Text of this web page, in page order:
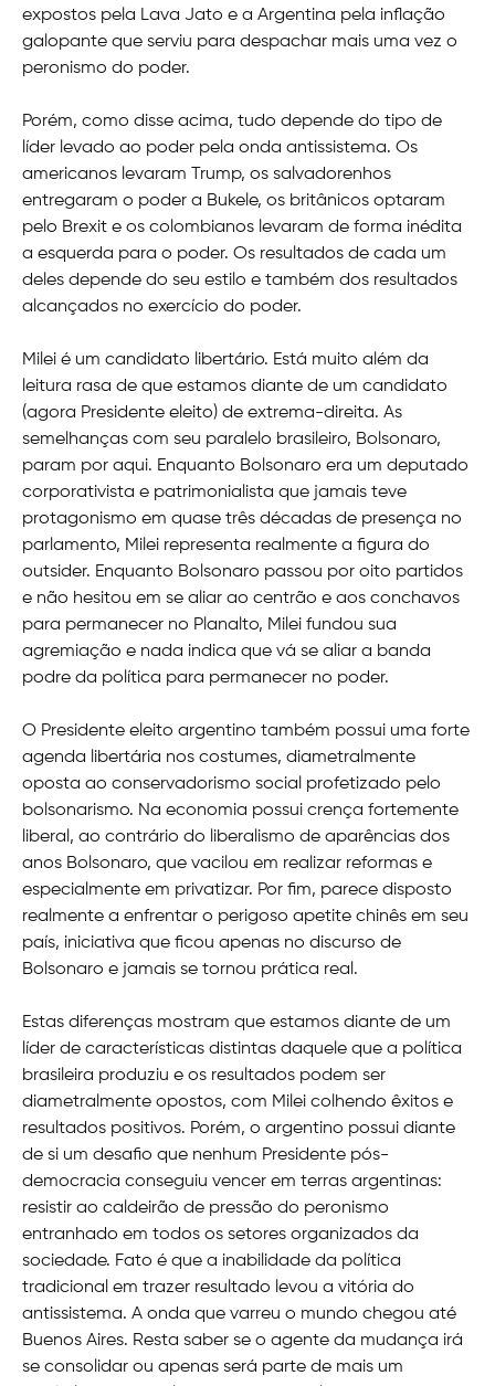
expostos pela Lava Jato e a Argentina pela inflação
galopante que serviu para despachar mais uma vez o
peronismo do poder.
Porém, como disse acima, tudo depende do tipo de
líder levado ao poder pela onda antissistema. Os
americanos levaram Trump, os salvadorenhos
entregaram o poder a Bukele, os britânicos optaram
pelo Brexit e os colombianos levaram de forma inédita
a esquerda para o poder. Os resultados de cada um
deles depende do seu estilo e também dos resultados
alcançados no exercício do poder.
Milei é um candidato libertário. Está muito além da
leitura rasa de que estamos diante de um candidato
(agora Presidente eleito) de extrema-direita. As
semelhanças com seu paralelo brasileiro, Bolsonaro,
param por aqui. Enquanto Bolsonaro era um deputado
corporativista e patrimonialista que jamais teve
protagonismo em quase três décadas de presença no
parlamento, Milei representa realmente a figura do
outsider. Enquanto Bolsonaro passou por oito partidos
e não hesitou em se aliar ao centrão e aos conchavos
para permanecer no Planalto, Milei fundou sua
agremiação e nada indica que vá se aliar a banda
podre da política para permanecer no poder.
O Presidente eleito argentino também possui uma forte
agenda libertária nos costumes, diametralmente
oposta ao conservadorismo social profetizado pelo
bolsonarismo. Na economia possui crença fortemente
liberal, ao contrário do liberalismo de aparências dos
anos Bolsonaro, que vacilou em realizar reformas e
especialmente em privatizar. Por fim, parece disposto
realmente a enfrentar o perigoso apetite chinês em seu
país, iniciativa que ficou apenas no discurso de
Bolsonaro e jamais se tornou prática real.
Estas diferenças mostram que estamos diante de um
líder de características distintas daquele que a política
brasileira produziu e os resultados podem ser
diametralmente opostos, com Milei colhendo êxitos e
resultados positivos. Porém, o argentino possui diante
de si um desafio que nenhum Presidente pós-
democracia conseguiu vencer em terras argentinas:
resistir ao caldeirão de pressão do peronismo
entranhado em todos os setores organizados da
sociedade. Fato é que a inabilidade da política
tradicional em trazer resultado levou a vitória do
antissistema. A onda que varreu o mundo chegou até
Buenos Aires. Resta saber se o agente da mudança irá
se consolidar ou apenas será parte de mais um